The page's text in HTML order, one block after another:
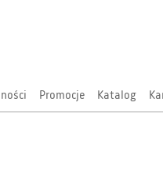
Promocje Katalog